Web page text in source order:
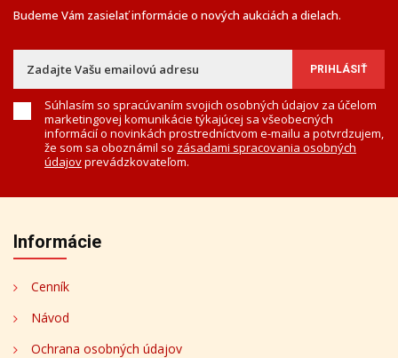
Budeme Vám zasielať informácie o nových aukciách a dielach.
Súhlasím so spracúvaním svojich osobných údajov za účelom
marketingovej komunikácie týkajúcej sa všeobecných
informácií o novinkách prostredníctvom e-mailu a potvrdzujem,
že som sa oboznámil so zásadami spracovania osobných
údajovprevádzkovateľom.
Informácie
Cenník
Návod
Ochrana osobných údajov